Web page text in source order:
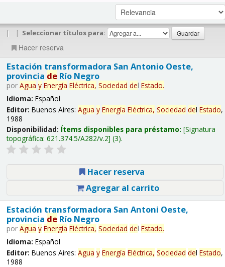
| | Seleccionar títulos para:
Hacer reserva
Estación transformadora San Antonio Oeste,
provincia deRío Negro
por Agua y Energía Eléctrica, Sociedad del Estado.
Idioma: Español
Editor: Buenos Aires: Agua y Energía Eléctrica, Sociedad del Estado,
1988
Disponibilidad: Ítems disponibles para préstamo: Signatura
topográfica: 621.374.5/A282/v.2 (3).
Hacer reserva
Agregar al carrito
Estación transformadora San Antoni Oeste,
provincia deRío Negro
por Agua y Energía Eléctrica, Sociedad del Estado.
Idioma: Español
Editor: Buenos Aires: Agua y Energía Eléctrica, Sociedad del Estado,
1988